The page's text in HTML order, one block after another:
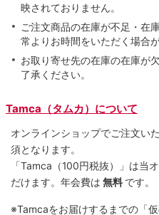
映されておりません。
ご注文商品の在庫が不足・在
常よりお時間をいただく場合
お取り寄せ先の在庫の在庫が
了承ください。
Tamca（タムカ）について
オンラインショップでご注⽂い
須となります。
「Tamca （100円税抜）
」は当
だけます。 年会費は 無料 です。
※Tamcaをお届けするまでの「